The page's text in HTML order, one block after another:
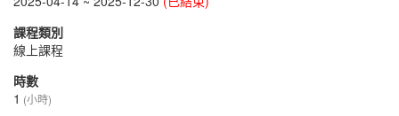
課程類別
線上課程
時數
1 (小時)